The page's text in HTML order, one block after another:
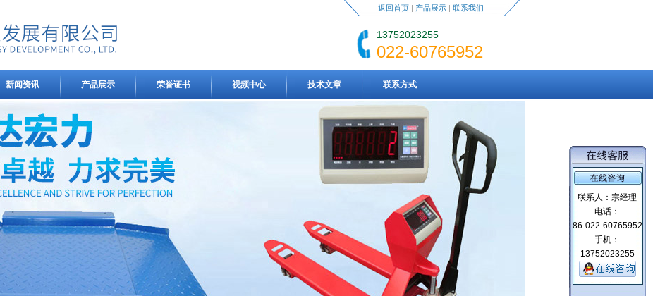
返回首页| 产品展示| 联系我们
13752023255
022-60765952
新闻资讯 产品展示 荣誉证书 视频中心 技术文章 联系方式
联系人：宗经理
电话：
86-022-60765952
手机：
13752023255